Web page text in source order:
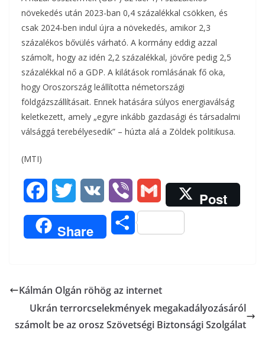
növekedés után 2023-ban 0,4 százalékkal csökken, és
csak 2024-ben indul újra a növekedés, amikor 2,3
százalékos bővülés várható. A kormány eddig azzal
számolt, hogy az idén 2,2 százalékkal, jövőre pedig 2,5
százalékkal nő a GDP. A kilátások romlásának fő oka,
hogy Oroszország leállította németországi
földgázszállításait. Ennek hatására súlyos energiaválság
keletkezett, amely „egyre inkább gazdasági és társadalmi
válsággá terebélyesedik” – húzta alá a Zöldek politikusa.
(MTI)
a
c
b
o
w
i
t
e
K
i
b
r
m
a
l
Post
Share
O
z
a
Kálmán Olgán röhög az internet
Ukrán terrorcselekmények megakadályozásáról
számolt be az orosz Szövetségi Biztonsági Szolgálat